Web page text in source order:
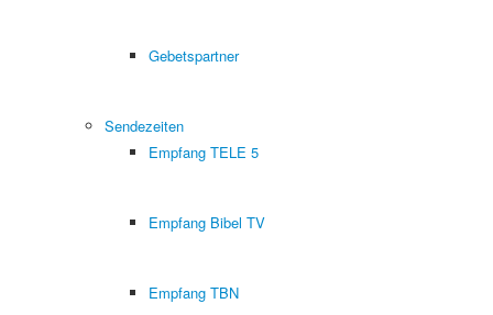
Gebetspartner
Sendezeiten
Empfang TELE 5
Empfang Bibel TV
Empfang TBN